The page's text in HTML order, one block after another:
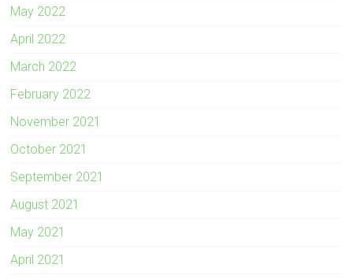
May 2022
April 2022
March 2022
February 2022
November 2021
October 2021
September 2021
August 2021
May 2021
April 2021